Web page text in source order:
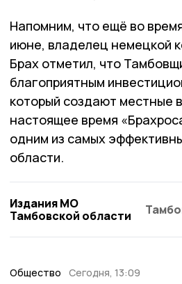
Напомним, что ещё во
июне, владелец немецкой
Брах отметил, что
благоприятным
который создают местные
настоящее время
одним из самых
области.
Издания МО
Тамбовской области
Общество Сегодня, 13:09